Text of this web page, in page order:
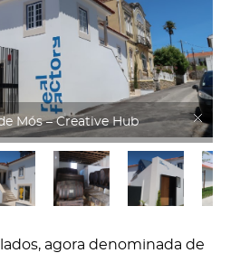
agora denominada de